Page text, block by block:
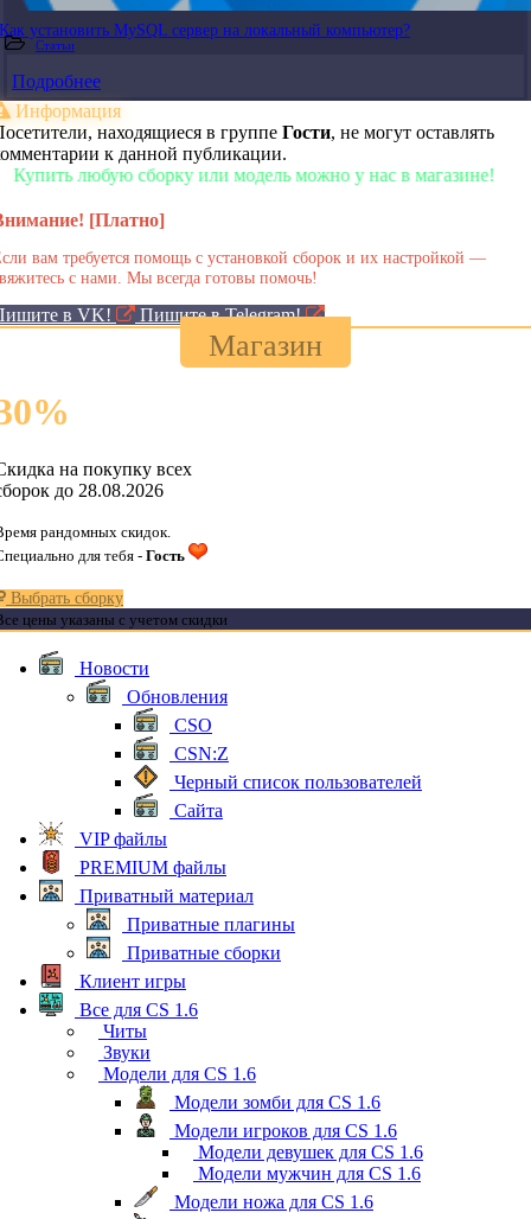
Как установить MySQL сервер на локальный компьютер?
Статьи
Подробнее
Информация
находящиеся в группе Гости, не могут оставлять
к данной публикации.
любую сборку или модель можно у нас в магазине!
[Платно]
вам требуется помощь с установкой сборок и их настройкой —
с нами. Мы всегда готовы помочь!
в VK! Пишите в Telegram!
Магазин
%
на покупку всех
до 28.08.2026
рандомных скидок.
для тебя - Гость
Выбрать сборку
цены указаны с учетом скидки
Новости
Обновления
CSO
CSN:Z
Черный список пользователей
Сайта
VIP файлы
PREMIUM файлы
Приватный материал
Приватные плагины
Приватные сборки
Клиент игры
Все для CS 1.6
Читы
Звуки
Модели для CS 1.6
Модели зомби для CS 1.6
Модели игроков для CS 1.6
Модели девушек для CS 1.6
Модели мужчин для CS 1.6
Модели ножа для CS 1.6